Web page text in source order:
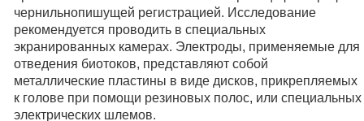
чернильнопишущей регистрацией. Исследование
рекомендуется проводить в специальных
экранированных камерах. Электроды, применяемые для
отведения биотоков, представляют собой
металлические пластины в виде дисков, прикрепляемых
к голове при помощи резиновых полос, или специальных
электрических шлемов.